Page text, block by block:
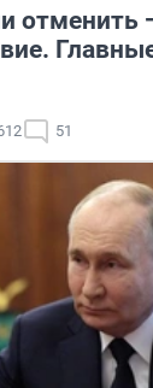
отменить
51